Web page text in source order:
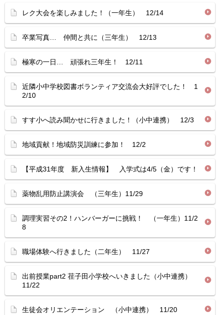
レク大会を楽しみました！（一年生） 12/14
卒業写真… 仲間と共に（三年生） 12/13
極寒の一日… 頑張れ三年生！ 12/11
近隣小中学校図書ボランティア交流会大好評でした！ 1
2/10
すす小へ読み聞かせに行きました！（小中連携） 12/3
地域貢献！地域防災訓練に参加！ 12/2
【平成31年度 新入生情報】 入学式は4/5（金）です！
薬物乱用防止講演会 （三年生）11/29
調理実習その2！ハンバーガーに挑戦！ （一年生）11/2
8
職場体験へ行きました（二年生） 11/27
出前授業part2 荏子田小学校へいきました（小中連携）
11/22
生徒会オリエンテーション （小中連携） 11/20